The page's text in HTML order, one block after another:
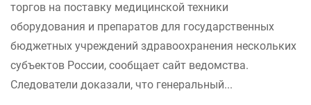
торгов на поставку медицинской техники
оборудования и препаратов для государственных
бюджетных учреждений здравоохранения нескольких
субъектов России, сообщает сайт ведомства.
Следователи доказали, что генеральный...